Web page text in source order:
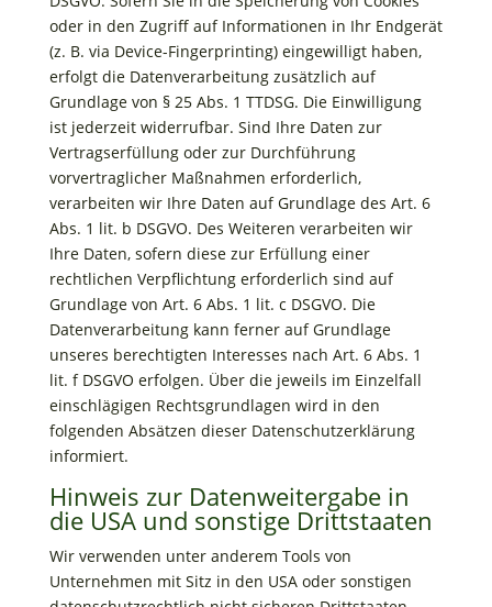
oder in den Zugriff auf Informationen in Ihr Endgerät
(z. B. via Device-Fingerprinting) eingewilligt haben,
erfolgt die Datenverarbeitung zusätzlich auf
Grundlage von § 25 Abs. 1 TTDSG. Die Einwilligung
ist jederzeit widerrufbar. Sind Ihre Daten zur
Vertragserfüllung oder zur Durchführung
vorvertraglicher Maßnahmen erforderlich,
verarbeiten wir Ihre Daten auf Grundlage des Art. 6
Abs. 1 lit. b DSGVO. Des Weiteren verarbeiten wir
Ihre Daten, sofern diese zur Erfüllung einer
rechtlichen Verpflichtung erforderlich sind auf
Grundlage von Art. 6 Abs. 1 lit. c DSGVO. Die
Datenverarbeitung kann ferner auf Grundlage
unseres berechtigten Interesses nach Art. 6 Abs. 1
lit. f DSGVO erfolgen. Über die jeweils im Einzelfall
einschlägigen Rechtsgrundlagen wird in den
folgenden Absätzen dieser Datenschutzerklärung
informiert.
Hinweis zur Datenweitergabe in
die USA und sonstige Drittstaaten
Wir verwenden unter anderem Tools von
Unternehmen mit Sitz in den USA oder sonstigen